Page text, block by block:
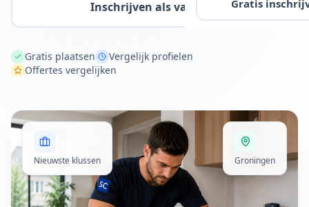
Gratis
Inschrijven als vakman
Gratis plaatsen
Vergelijk profielen
Offertes vergelijken
Nieuwste klussen Groningen